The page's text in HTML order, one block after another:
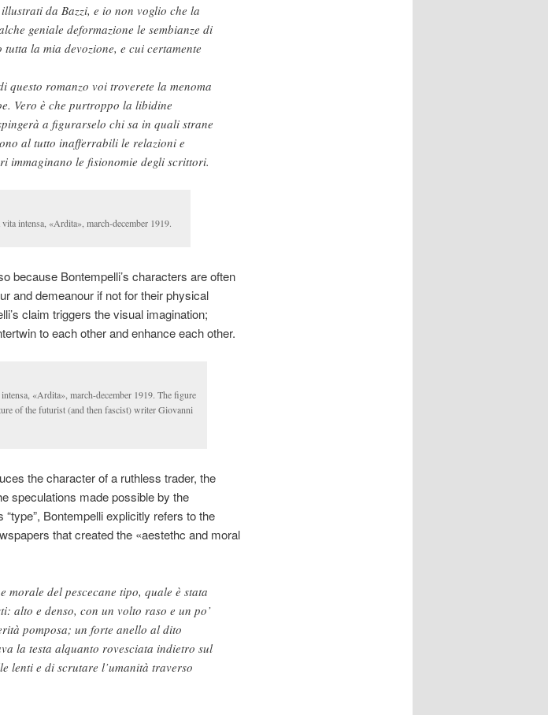
da Bazzi, e io non voglio che la
geniale deformazione le sembianze di
la mia devozione, e cui certamente
questo romanzo voi troverete la menoma
Vero è che purtroppo la libidine
a figurarselo chi sa in quali strane
al tutto inafferrabili le relazioni e
immaginano le fisionomie degli scrittori.
intensa, «Ardita», march-december 1919.
because Bontempelli’s characters are often
and demeanour if not for their physical
claim triggers the visual imagination;
to each other and enhance each other.
«Ardita», march-december 1919. The figure
of the futurist (and then fascist) writer Giovanni
the character of a ruthless trader, the
speculations made possible by the
Bontempelli explicitly refers to the
that created the «aestethc and moral
del pescecane tipo, quale è stata
alto e denso, con un volto raso e un po’
pomposa; un forte anello al dito
la testa alquanto rovesciata indietro sul
lenti e di scrutare l’umanità traverso